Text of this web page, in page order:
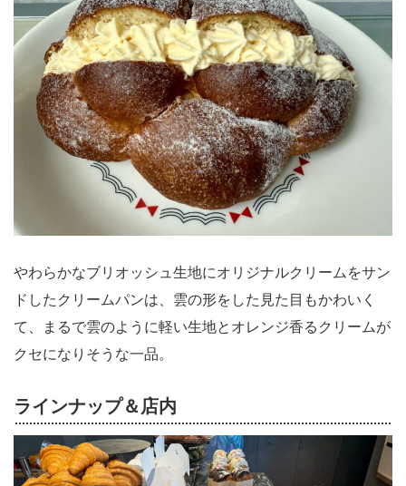
やわらかなブリオッシュ生地にオリジナルクリームをサン
ドしたクリームパンは、雲の形をした見た目もかわいく
て、まるで雲のように軽い生地とオレンジ香るクリームが
クセになりそうな一品。
ラインナップ＆店内